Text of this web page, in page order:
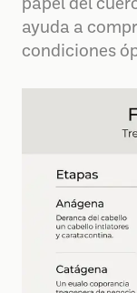
papel del
ayuda a
condiciones